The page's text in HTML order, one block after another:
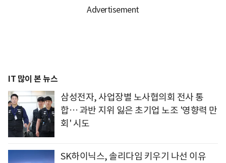
IT 많이 본 뉴스
삼성전자, 사업장별 노사협의회 전사 통
합… 과반 지위 잃은 초기업 노조 '영향력 만
회' 시도
SK하이닉스, 솔리다임 키우기 나선 이유